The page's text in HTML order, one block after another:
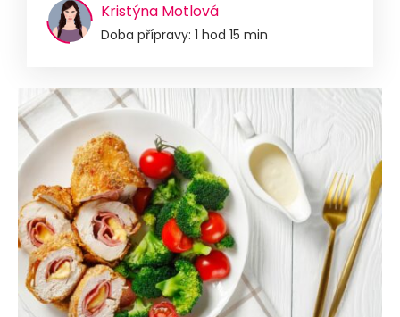
Kristýna Motlová
Doba přípravy: 1 hod 15 min